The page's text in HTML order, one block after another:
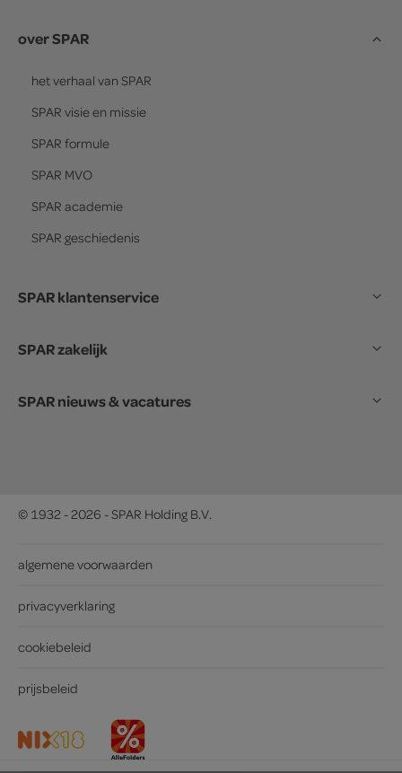
over SPAR
het verhaal van SPAR
SPAR visie en missie
SPAR formule
SPAR MVO
SPAR academie
SPAR geschiedenis
SPAR klantenservice
SPAR zakelijk
SPAR nieuws & vacatures
© 1932 - 2026 - SPAR Holding B.V.
algemene voorwaarden
privacyverklaring
cookiebeleid
prijsbeleid